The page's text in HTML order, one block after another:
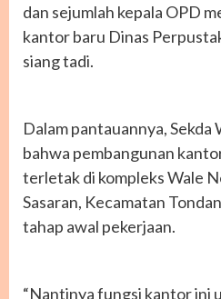
dan sejumlah kepala OPD
kantor baru Dinas
siang tadi.
Dalam pantauannya,
bahwa pembangunan
terletak di kompleks Wale
Sasaran, Kecamatan
tahap awal pekerjaan.
“Nantinya fungsi kantor ini